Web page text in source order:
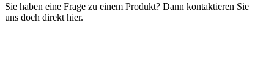
Sie haben eine Frage zu einem Produkt? Dann kontaktieren Sie
uns doch direkt hier.